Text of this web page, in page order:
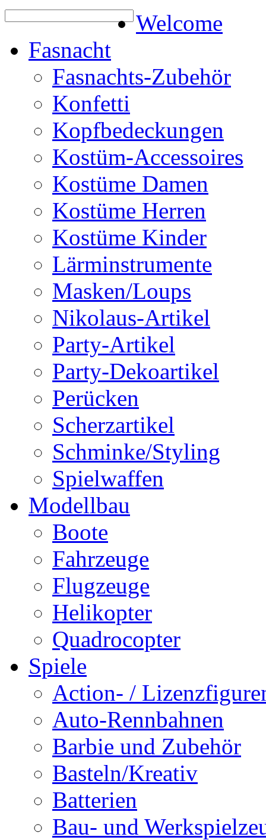
Welcome
Fasnacht
Fasnachts-Zubehör
Konfetti
Kopfbedeckungen
Kostüm-Accessoires
Kostüme Damen
Kostüme Herren
Kostüme Kinder
Lärminstrumente
Masken/Loups
Nikolaus-Artikel
Party-Artikel
Party-Dekoartikel
Perücken
Scherzartikel
Schminke/Styling
Spielwaffen
Modellbau
Boote
Fahrzeuge
Flugzeuge
Helikopter
Quadrocopter
Spiele
Action- /
Auto-Rennbahnen
Barbie und Zubehör
Basteln/Kreativ
Batterien
Bau- und